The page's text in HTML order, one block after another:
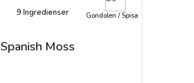
9 Ingredienser
Spanish Moss
Gondolen / Spisa